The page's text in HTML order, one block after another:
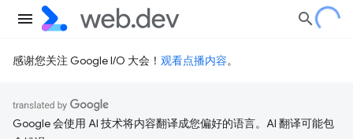
感谢您关注 Google I/O 大会！ 观看点播内容。
Google 会使用 AI 技术将内容翻译成您偏好的语言。AI 翻译可能包